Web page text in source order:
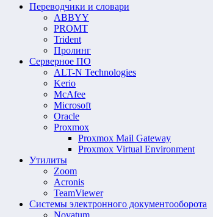
Переводчики и словари
ABBYY
PROMT
Trident
Пролинг
Серверное ПО
ALT-N Technologies
Kerio
McAfee
Microsoft
Oracle
Proxmox
Proxmox Mail Gateway
Proxmox Virtual Environment
Утилиты
Zoom
Acronis
TeamViewer
Системы электронного документооборота
Novatum